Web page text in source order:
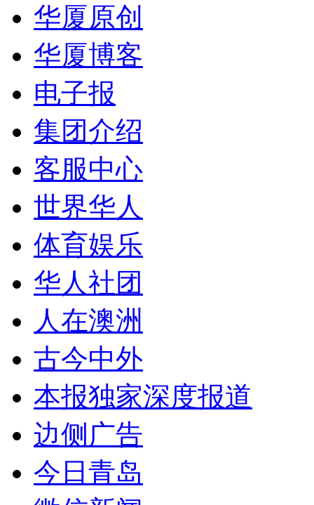
华厦原创
华厦博客
电子报
集团介绍
客服中心
世界华人
体育娱乐
华人社团
人在澳洲
古今中外
本报独家深度报道
边侧广告
今日青岛